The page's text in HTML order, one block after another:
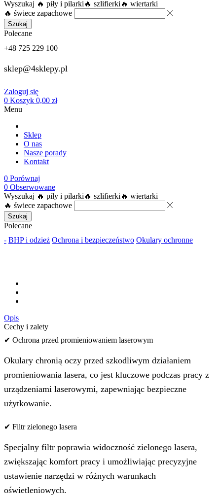
Wyszukaj 🔥 piły i pilarki 🔥 szlifierki 🔥 wiertarki
🔥 świece zapachowe
Szukaj
Polecane
+48 725 229 100
sklep@4sklepy.pl
Zaloguj się
0 Koszyk 0,00 zł
Menu
Sklep
O nas
Nasze porady
Kontakt
0 Porównaj
0 Obserwowane
Wyszukaj 🔥 piły i pilarki 🔥 szlifierki 🔥 wiertarki
🔥 świece zapachowe
Szukaj
Polecane
- BHP i odzież Ochrona i bezpieczeństwo Okulary ochronne
Opis
Cechy i zalety
✔ Ochrona przed promieniowaniem laserowym
Okulary chronią oczy przed szkodliwym działaniem
promieniowania lasera, co jest kluczowe podczas pracy z
urządzeniami laserowymi, zapewniając bezpieczne
użytkowanie.
✔ Filtr zielonego lasera
Specjalny filtr poprawia widoczność zielonego lasera,
zwiększając komfort pracy i umożliwiając precyzyjne
ustawienie narzędzi w różnych warunkach
oświetleniowych.